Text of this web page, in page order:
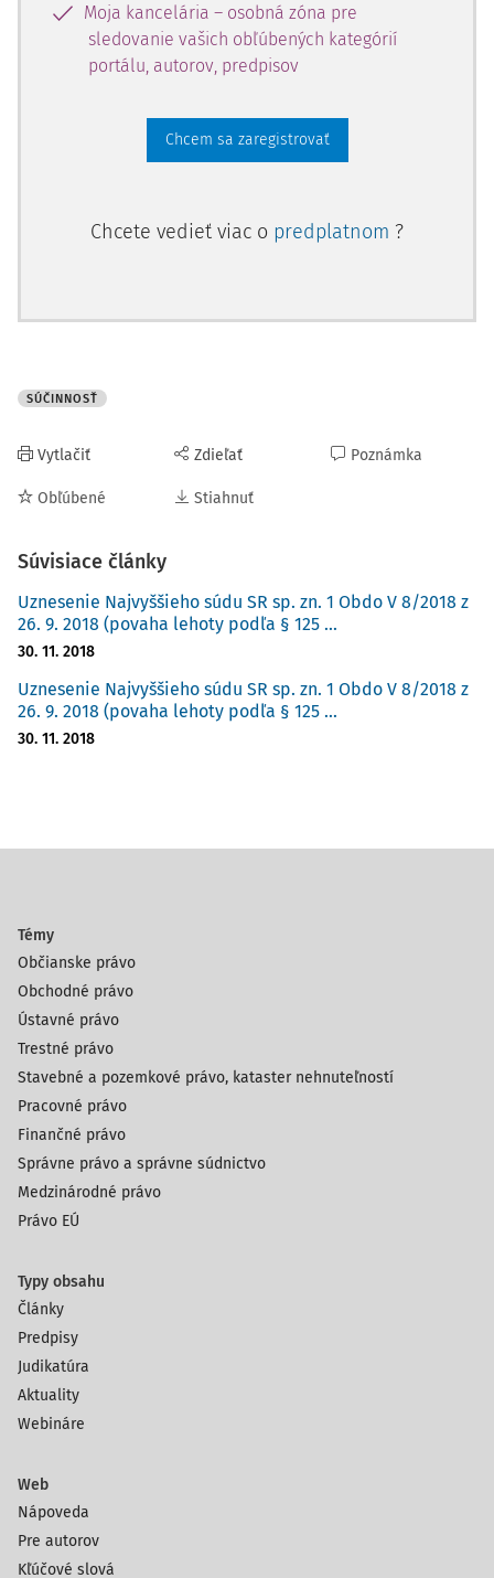
riaditeľa Personálneho úradu ozbrojených síl SR z 13.
decembra 2011 o nepovolení obnovy konania vo veci
prepustenia žalobcu zo služobného pomeru.
vyplynul záver, že správne orgány oboch stupňov v
preskúmavanej veci postupovali v intenciách citovaných
za správne a v súlade so zákonom, pričom námietky
žalobcu neodôvodňovali zrušenie napadnutého
rozhodnutia Najvyššieho súdu SR sp. zn. 3 Sžo 18/2011, 3
Sžo 19/2011, 3 Sžo 20/2011 z 2. júna 2011 vyplýva, že
dôvodom zrušenia personálnych rozkazov z 26. januára
2009, ktorým žalobcovi ukončili dočasné vyčlenenie na
plnenie úloh Vojenskej polície dňom 20. januára 2009,
Moja kancelária – osobná zóna pre
sledovanie vašich obľúbených kategórií
portálu, autorov, predpisov
Chcem sa zaregistrovať
Chcete vedieť viac o predplatnom ?
SÚČINNOSŤ
Vytlačiť
Obľúbené
Zdieľať
Stiahnuť
Poznámka
Súvisiace články
Uznesenie Najvyššieho súdu SR sp. zn. 1 Obdo V 8/2018 z
26. 9. 2018 (povaha lehoty podľa § 125 ...
30. 11. 2018
Uznesenie Najvyššieho súdu SR sp. zn. 1 Obdo V 8/2018 z
26. 9. 2018 (povaha lehoty podľa § 125 ...
30. 11. 2018
Témy
Občianske právo
Obchodné právo
Ústavné právo
Trestné právo
Stavebné a pozemkové právo, kataster nehnuteľností
Pracovné právo
Finančné právo
Správne právo a správne súdnictvo
Medzinárodné právo
Právo EÚ
Typy obsahu
Články
Predpisy
Judikatúra
Aktuality
Webináre
Web
Nápoveda
Pre autorov
Kľúčové slová